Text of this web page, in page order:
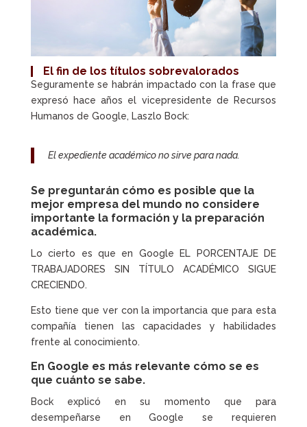
El fin de los títulos sobrevalorados
Seguramente se habrán impactado con la frase que
expresó hace años el vicepresidente de Recursos
Humanos de Google, Laszlo Bock:
El expediente académico no sirve para nada.
Se preguntarán cómo es posible que la
mejor empresa del mundo no considere
importante la formación y la preparación
académica.
Lo cierto es que en Google EL PORCENTAJE DE
TRABAJADORES SIN TÍTULO ACADÉMICO SIGUE
CRECIENDO.
Esto tiene que ver con la importancia que para esta
compañía tienen las capacidades y habilidades
frente al conocimiento.
En Google es más relevante cómo se es
que cuánto se sabe.
Bock explicó en su momento que para
desempeñarse en Google se requieren